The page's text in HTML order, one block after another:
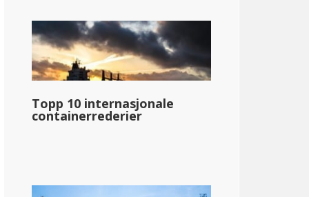
Topp 10 internasjonale
containerrederier